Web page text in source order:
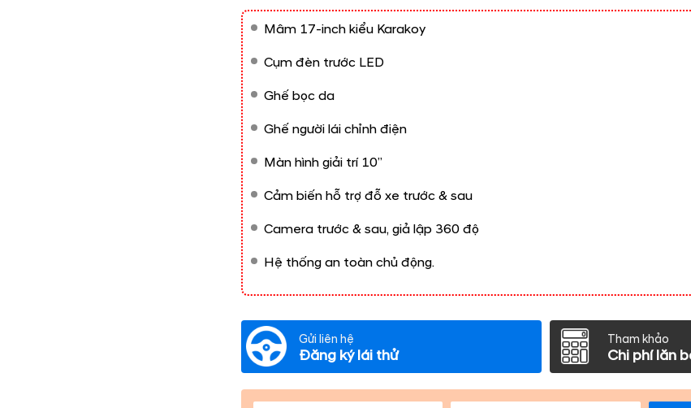
Mâm 17-inch kiểu Karakoy​
Cụm đèn trước LED​
Ghế bọc da​
Ghế người lái chỉnh điện​
Màn hình giải trí 10”​
Cảm biến hỗ trợ đỗ xe trước & sau​
Camera trước & sau, giả lập 360 độ
Hệ thống an toàn chủ động.​
Gửi liên hệ
Đăng ký lái thử
Tham khảo
Chi phí lăn